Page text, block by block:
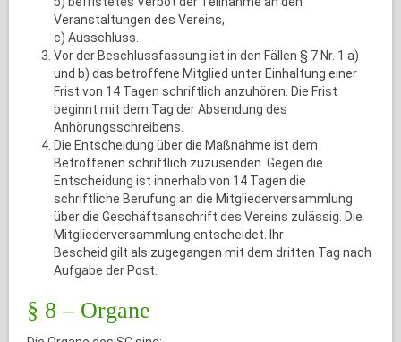
Veranstaltungen des Vereins,
c) Ausschluss.
Vor der Beschlussfassung ist in den Fällen § 7 Nr. 1 a)
und b) das betroffene Mitglied unter Einhaltung einer
Frist von 14 Tagen schriftlich anzuhören. Die Frist
beginnt mit dem Tag der Absendung des
Anhörungsschreibens.
Die Entscheidung über die Maßnahme ist dem
Betroffenen schriftlich zuzusenden. Gegen die
Entscheidung ist innerhalb von 14 Tagen die
schriftliche Berufung an die Mitgliederversammlung
über die Geschäftsanschrift des Vereins zulässig. Die
Mitgliederversammlung entscheidet. Ihr
Bescheid gilt als zugegangen mit dem dritten Tag nach
Aufgabe der Post.
§ 8 – Organe